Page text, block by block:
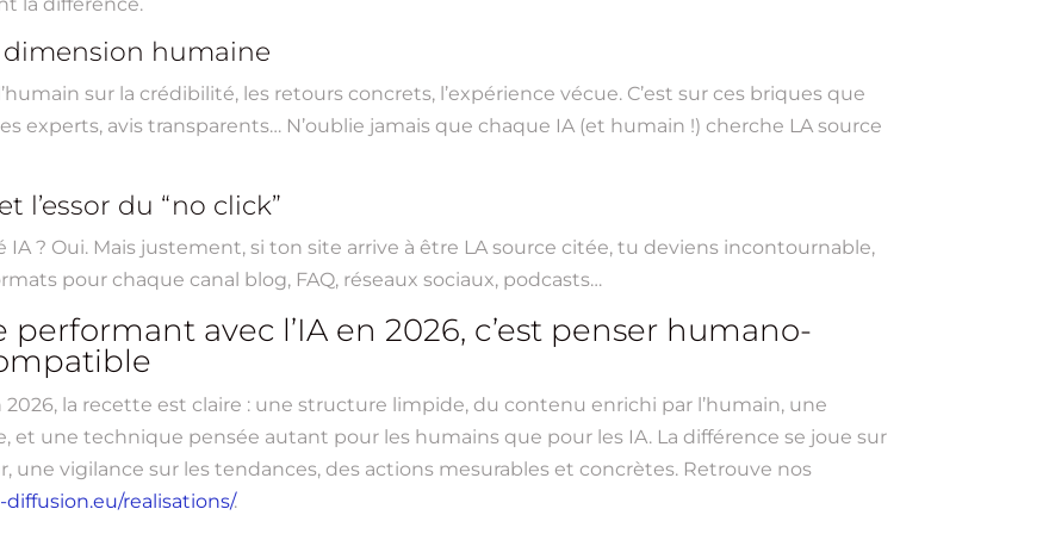
dimension humaine
sur la crédibilité, les retours concrets, l’expérience vécue. C’est sur ces briques que
experts, avis transparents… N’oublie jamais que chaque IA (et humain !) cherche LA source
l’essor du “no click”
IA ? Oui. Mais justement, si ton site arrive à être LA source citée, tu deviens incontournable,
pour chaque canal blog, FAQ, réseaux sociaux, podcasts…
performant avec l’IA en 2026, c’est penser humano-
la recette est claire : une structure limpide, du contenu enrichi par l’humain, une
et une technique pensée autant pour les humains que pour les IA. La différence se joue sur
une vigilance sur les tendances, des actions mesurables et concrètes. Retrouve nos
realisations/.